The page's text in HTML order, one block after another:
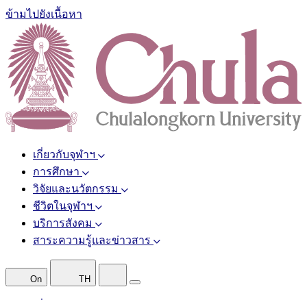
ข้ามไปยังเนื้อหา
เกี่ยวกับจุฬาฯ
การศึกษา
วิจัยและนวัตกรรม
ชีวิตในจุฬาฯ
บริการสังคม
สาระความรู้และข่าวสาร
On TH